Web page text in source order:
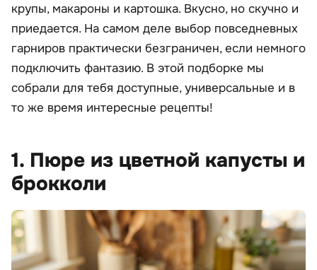
крупы, макароны и картошка. Вкусно, но скучно и
приедается. На самом деле выбор повседневных
гарниров практически безграничен, если немного
подключить фантазию. В этой подборке мы
собрали для тебя доступные, универсальные и в
то же время интересные рецепты!
1. Пюре из цветной капусты и
брокколи